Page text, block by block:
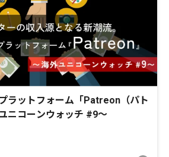
ラットフォーム「Patreon（パト
ニコーンウォッチ #9〜